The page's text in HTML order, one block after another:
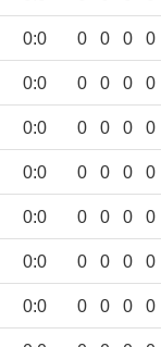
0:0 0 0 0 0
0:0 0 0 0 0
0:0 0 0 0 0
0:0 0 0 0 0
0:0 0 0 0 0
0:0 0 0 0 0
0:0 0 0 0 0